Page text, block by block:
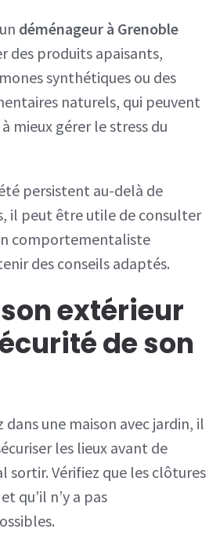
déménageur à Grenoble
des produits apaisants,
synthétiques ou des
naturels, qui peuvent
mieux gérer le stress du
persistent au-delà de
il peut être utile de consulter
comportementaliste
des conseils adaptés.
extérieur
de son
dans une maison avec jardin, il
les lieux avant de
sortir. Vérifiez que les clôtures
qu’il n’y a pas